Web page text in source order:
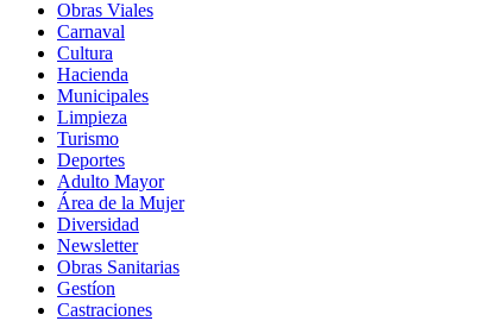
Obras Viales
Carnaval
Cultura
Hacienda
Municipales
Limpieza
Turismo
Deportes
Adulto Mayor
Área de la Mujer
Diversidad
Newsletter
Obras Sanitarias
Gestíon
Castraciones